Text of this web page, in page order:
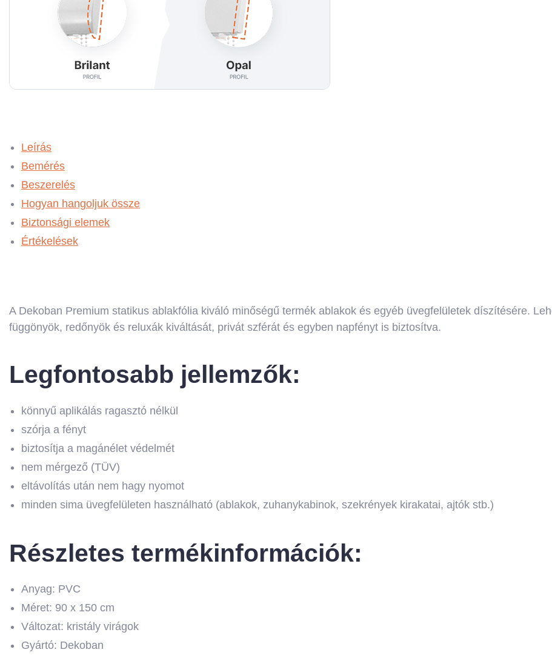
Leírás
Bemérés
Beszerelés
Hogyan hangoljuk össze
Biztonsági elemek
Értékelések
A Dekoban Premium statikus ablakfólia kiváló minőségű termék ablakok és egyéb üvegfelületek díszítésére.
függönyök, redőnyök és reluxák kiváltását, privát szférát és egyben napfényt is biztosítva.
Legfontosabb jellemzők:
könnyű aplikálás ragasztó nélkül
szórja a fényt
biztosítja a magánélet védelmét
nem mérgező (TÜV)
eltávolítás után nem hagy nyomot
minden sima üvegfelületen használható (ablakok, zuhanykabinok, szekrények kirakatai, ajtók stb.)
Részletes termékinformációk:
Anyag: PVC
Méret: 90 x 150 cm
Változat: kristály virágok
Gyártó: Dekoban